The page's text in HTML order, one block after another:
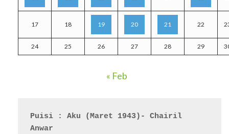
17 18 19 20 21 22
24 25 26 27 28 29
« Feb
Puisi : Aku (Maret 1943)- Chairil
Anwar